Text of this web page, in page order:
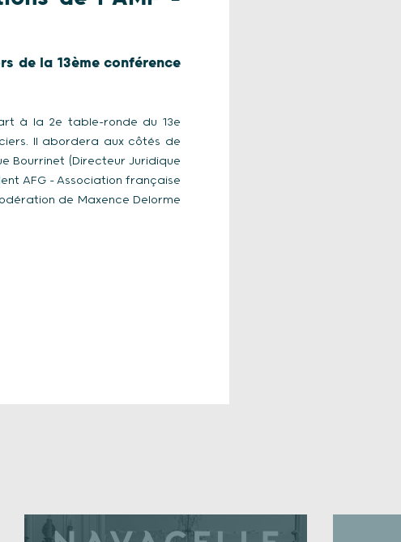
de la 13ème conférence
à la 2e table-ronde du 13e
Il abordera aux côtés de
Bourrinet (Directeur Juridique
AFG – Association française
de Maxence Delorme